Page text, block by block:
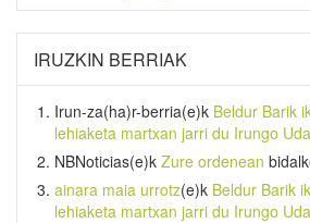
IRUZKIN BERRIAK
Irun-za(ha)r-berria(e)k Beldur Barik
lehiaketa martxan jarri du Irungo
NBNoticias(e)k Zure ordenean
ainara maia urrotz(e)k Beldur Barik
lehiaketa martxan jarri du Irungo